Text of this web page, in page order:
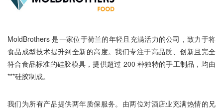
MoldBrothers 是一家位于荷兰的年轻且充满活力的公司，致力于将
食品成型技术提升到全新的高度。我们专注于高品质、创新且完全
符合食品标准的硅胶模具，提供超过 200 种独特的手工制品，均由
***硅胶制成。
我们为所有产品提供两年质保服务。由两位对酒店业充满热情的兄